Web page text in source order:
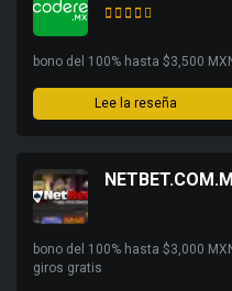
bono del 100% hasta $3,500
Lee la reseña
bono del 100% hasta $3,000
giros gratis